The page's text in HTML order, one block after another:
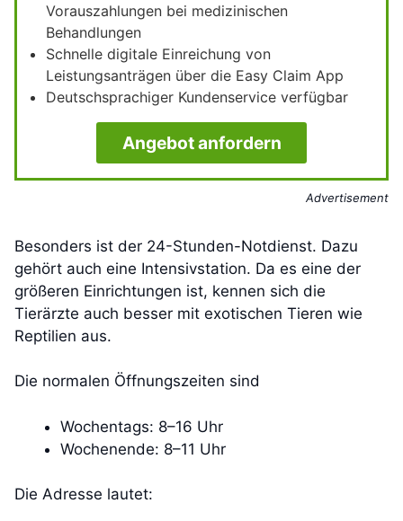
Vorauszahlungen bei medizinischen
Behandlungen
Schnelle digitale Einreichung von
Leistungsanträgen über die Easy Claim App
Deutschsprachiger Kundenservice verfügbar
Angebot anfordern
Advertisement
Besonders ist der 24-Stunden-Notdienst. Dazu
gehört auch eine Intensivstation. Da es eine der
größeren Einrichtungen ist, kennen sich die
Tierärzte auch besser mit exotischen Tieren wie
Reptilien aus.
Die normalen Öffnungszeiten sind
Wochentags: 8–16 Uhr
Wochenende: 8–11 Uhr
Die Adresse lautet: